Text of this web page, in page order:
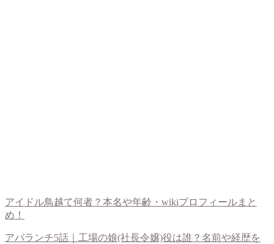
アイドル鳥越て何者？本名や年齢・wikiプロフィールまと
め！
アバランチ5話｜工場の娘(社長令嬢)役は誰？名前や経歴を